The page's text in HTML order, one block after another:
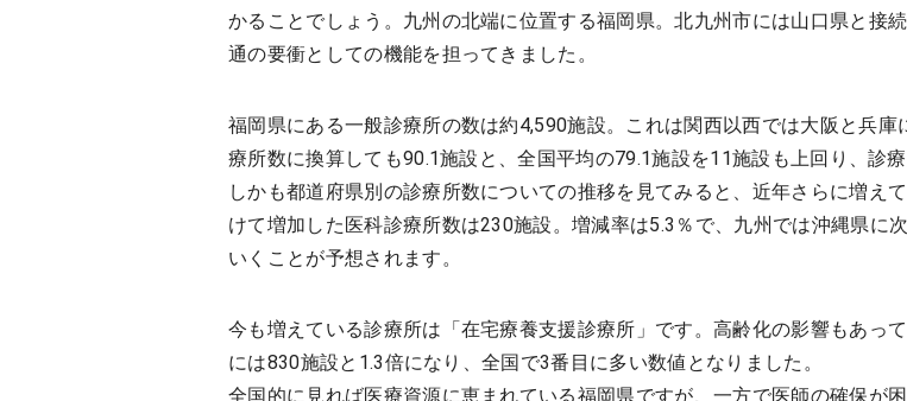
かることでしょう。九州の北端に位置する福岡県。北九州市には山口県と接
通の要衝としての機能を担ってきました。
福岡県にある一般診療所の数は約4,590施設。これは関西以西では大阪と兵
療所数に換算しても90.1施設と、全国平均の79.1施設を11施設も上回り、診
しかも都道府県別の診療所数についての推移を見てみると、近年さらに増え
けて増加した医科診療所数は230施設。増減率は5.3％で、九州では沖縄県に
いくことが予想されます。
今も増えている診療所は「在宅療養支援診療所」です。高齢化の影響もあっ
には830施設と1.3倍になり、全国で3番目に多い数値となりました。
全国的に見れば医療資源に恵まれている福岡県ですが、一方で医師の確保が